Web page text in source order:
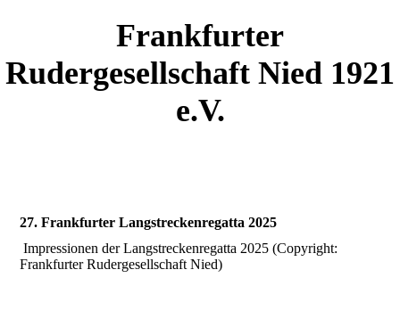
Frankfurter
Rudergesellschaft Nied 1921
e.V.
27. Frankfurter Langstreckenregatta 2025
Impressionen der Langstreckenregatta 2025 (Copyright:
Frankfurter Rudergesellschaft Nied)